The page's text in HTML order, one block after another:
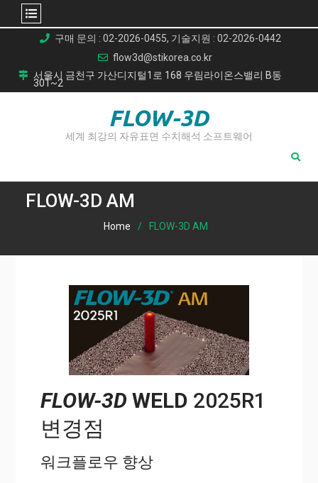
content
구매 문의 : 02-2026-0455, 기술지원 : 02-2026-0442
flow3d@stikorea.co.kr
서울시 금천구 가산디지털1로 168 우림라이온스밸리 B동
301~2
FLOW-3D
세계 최강의 자유표면 수치해석 소프트웨어
FLOW-3D AM
Home FLOW-3D AM
FLOW-3DWELD 2025R1
변경점
워크플로우 향상